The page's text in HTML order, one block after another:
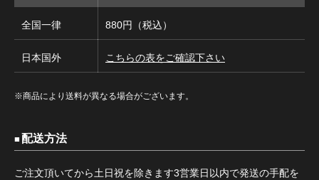
全国一律 880円（税込）
日本国外 こちらの表をご確認下さい
※商品により送料が異なる場合がございます。
配送方法
ご注文頂いてから土日祝を除きます3営業日以内で発送の手配を